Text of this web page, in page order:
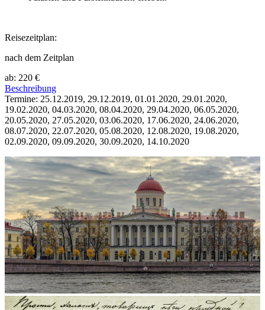
Reisezeitplan:
nach dem Zeitplan
ab: 220 €
Beschreibung
Termine: 25.12.2019, 29.12.2019, 01.01.2020, 29.01.2020,
19.02.2020, 04.03.2020, 08.04.2020, 29.04.2020, 06.05.2020,
20.05.2020, 27.05.2020, 03.06.2020, 17.06.2020, 24.06.2020,
08.07.2020, 22.07.2020, 05.08.2020, 12.08.2020, 19.08.2020,
02.09.2020, 09.09.2020, 30.09.2020, 14.10.2020